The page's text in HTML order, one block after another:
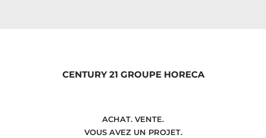
CENTURY 21 GROUPE HORECA
ACHAT. VENTE.
VOUS AVEZ UN PROJET.